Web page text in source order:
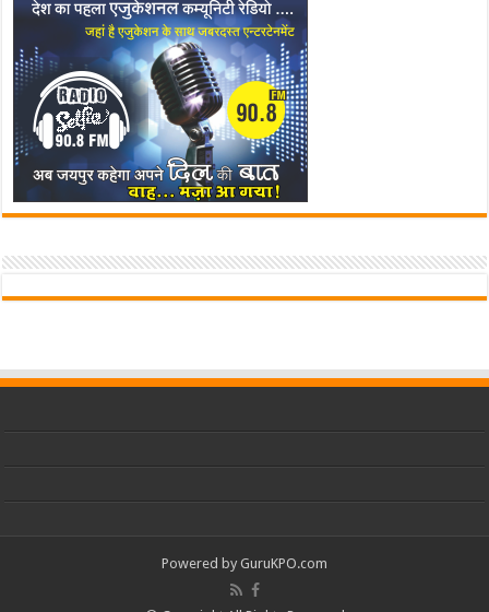
Powered by GuruKPO.com